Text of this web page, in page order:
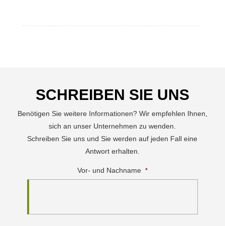
SCHREIBEN SIE UNS
Benötigen Sie weitere Informationen? Wir empfehlen Ihnen,
sich an unser Unternehmen zu wenden.
Schreiben Sie uns und Sie werden auf jeden Fall eine
Antwort erhalten.
Vor- und Nachname *